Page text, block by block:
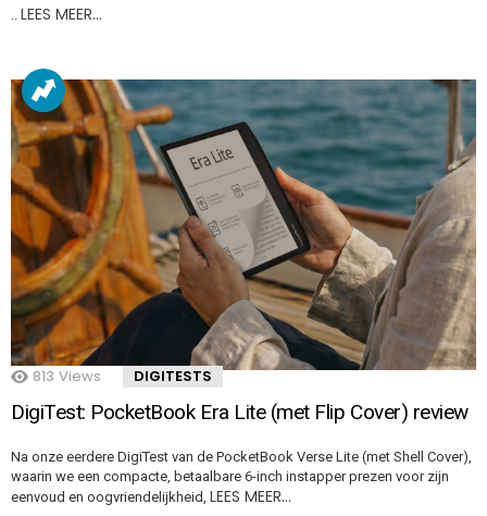
LEES MEER…
813 Views DIGITESTS
DigiTest: PocketBook Era Lite (met Flip Cover) review
Na onze eerdere DigiTest van de PocketBook Verse Lite (met Shell Cover),
waarin we een compacte, betaalbare 6-inch instapper prezen voor zijn
eenvoud en oogvriendelijkheid, LEES MEER…